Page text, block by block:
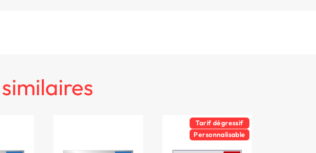
similaires
Tarif dégressif
Personnalisable